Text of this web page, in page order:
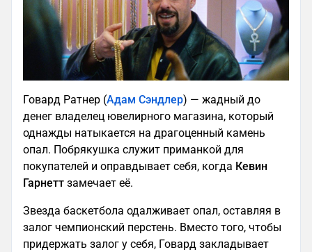
Говард Ратнер (Адам Сэндлер) — жадный до
денег владелец ювелирного магазина, который
однажды натыкается на драгоценный камень
опал. Побрякушка служит приманкой для
покупателей и оправдывает себя, когда Кевин
Гарнетт замечает её.
Звезда баскетбола одалживает опал, оставляя в
залог чемпионский перстень. Вместо того, чтобы
придержать залог у себя, Говард закладывает